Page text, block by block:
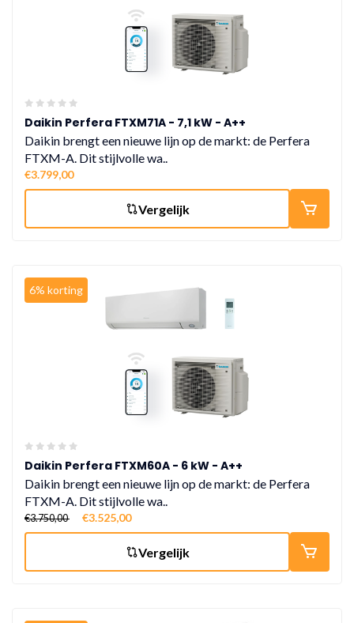
Daikin Perfera FTXM71A - 7,1 kW - A++
Daikin brengt een nieuwe lijn op de markt: de Perfera
FTXM-A. Dit stijlvolle wa..
€3.799,00
Vergelijk
6% korting
Daikin Perfera FTXM60A - 6 kW - A++
Daikin brengt een nieuwe lijn op de markt: de Perfera
FTXM-A. Dit stijlvolle wa..
€3.750,00 €3.525,00
Vergelijk